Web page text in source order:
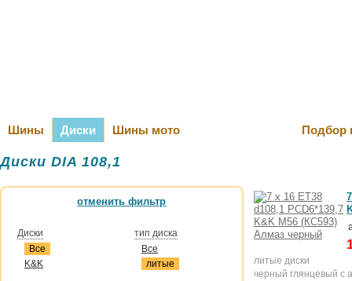
Шины Диски Шины мото Подбор
Диски DIA 108,1
отменить фильтр
Диски
Все
K&K
тип диска
Все
литые
литые диски
черный глянцевый с